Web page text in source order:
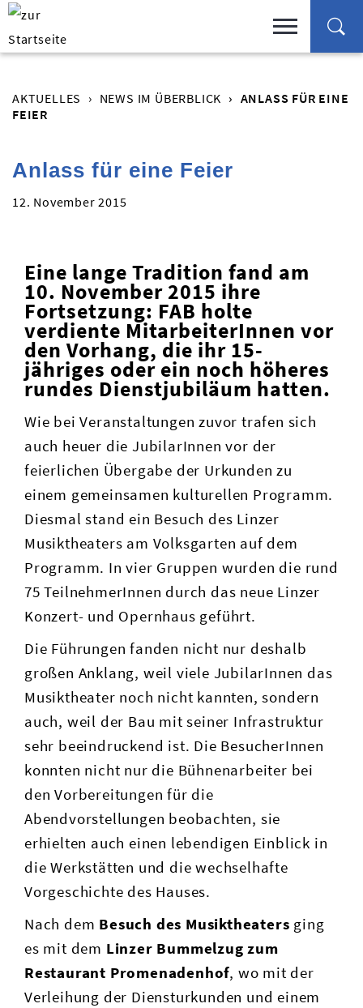
AKTUELLES NEWS IM ÜBERBLICK
ANLASS FÜR EINE
FEIER
Anlass für eine Feier
12. November 2015
Eine lange Tradition fand am
10. November 2015 ihre
Fortsetzung: FAB holte
verdiente MitarbeiterInnen vor
den Vorhang, die ihr 15-
jähriges oder ein noch höheres
rundes Dienstjubiläum hatten.
Wie bei Veranstaltungen zuvor trafen sich
auch heuer die JubilarInnen vor der
feierlichen Übergabe der Urkunden zu
einem gemeinsamen kulturellen Programm.
Diesmal stand ein Besuch des Linzer
Musiktheaters am Volksgarten auf dem
Programm. In vier Gruppen wurden die rund
75 TeilnehmerInnen durch das neue Linzer
Konzert- und Opernhaus geführt.
Die Führungen fanden nicht nur deshalb
großen Anklang, weil viele JubilarInnen das
Musiktheater noch nicht kannten, sondern
auch, weil der Bau mit seiner Infrastruktur
sehr beeindruckend ist. Die BesucherInnen
konnten nicht nur die Bühnenarbeiter bei
den Vorbereitungen für die
Abendvorstellungen beobachten, sie
erhielten auch einen lebendigen Einblick in
die Werkstätten und die wechselhafte
Vorgeschichte des Hauses.
Nach dem Besuch des Musiktheaters ging
es mit dem Linzer Bummelzug zum
Restaurant Promenadenhof, wo mit der
Verleihung der Diensturkunden und einem